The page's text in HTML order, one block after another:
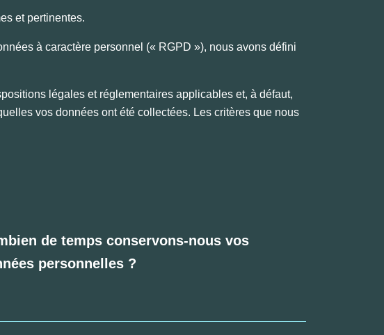
et pertinentes.
à caractère personnel (« RGPD »), nous avons défini
légales et réglementaires applicables et, à défaut,
vos données ont été collectées. Les critères que nous
de temps conservons-nous vos
personnelles ?